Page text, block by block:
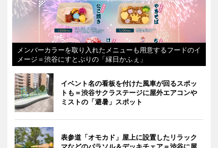
メンバーカラーを取り入れたメニューも用意するフードのイ
メージ＝渋谷にすとぷりの「縁日かふぇ」
イベント名の看板を付けた風車が回るスポッ
トも＝渋谷サクラステージに屋外エアコンや
ミストの「避暑」スポット
表参道「オモカド」屋上に設置したリラック
マなどのパラソル＆デッキチェア＝渋谷に屋